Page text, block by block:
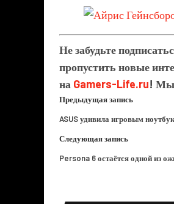
Не забудьте
пропустить новые
на Gamers-Life.ru! Мы
Предыдущая запись
ASUS удивила игровым
Следующая запись
Persona 6 остаётся одной из